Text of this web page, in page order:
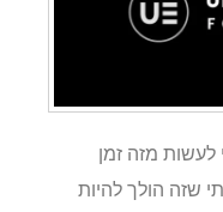
לעשות מזה זמן
שזה הולך להיות